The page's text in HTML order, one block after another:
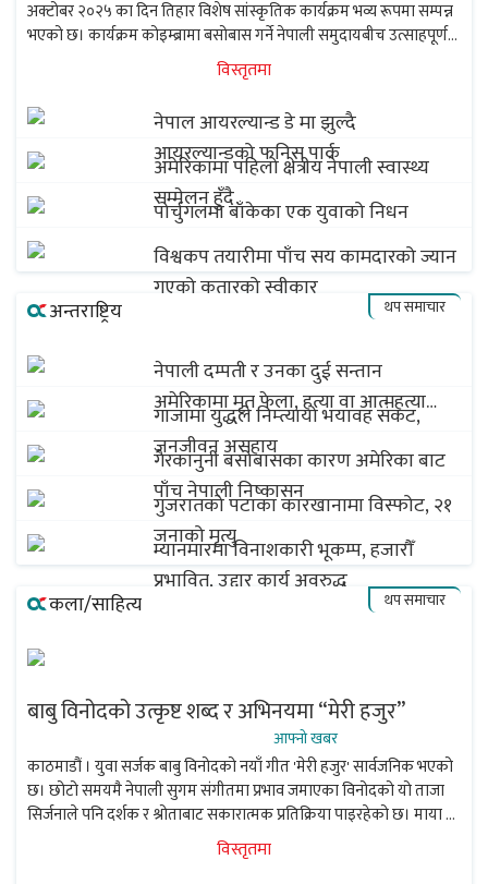
अक्टोबर २०२५ का दिन तिहार विशेष सांस्कृतिक कार्यक्रम भव्य रूपमा सम्पन्न
भएको छ। कार्यक्रम कोइम्ब्रामा बसोबास गर्ने नेपाली समुदायबीच उत्साहपूर्ण
वातावरणमा सम्पन्न भएको थियो। कार्यक्रमको अध्यक्षता म्याक्स श्रेष्ठले
विस्तृतमा
नेपाल आयरल्यान्ड डे मा झुल्दै
आयरल्यान्डको फनिस पार्क
अमेरिकामा पहिलो क्षेत्रीय नेपाली स्वास्थ्य
सम्मेलन हुँदै
पोर्चुगलमा बाँकेका एक युवाको निधन
विश्वकप तयारीमा पाँच सय कामदारको ज्यान
गएको कतारको स्वीकार
अन्तराष्ट्रिय थप समाचार
नेपाली दम्पती र उनका दुई सन्तान
अमेरिकामा मृत फेला, हत्या वा आत्महत्या
शंका
गाजामा युद्धले निम्त्यायो भयावह संकट,
जनजीवन असहाय
गैरकानुनी बसोबासका कारण अमेरिका बाट
पाँच नेपाली निष्कासन
गुजरातको पटाका कारखानामा विस्फोट, २१
जनाको मृत्यु
म्यानमारमा विनाशकारी भूकम्प, हजारौँ
प्रभावित, उद्दार कार्य अवरुद्ध
कला/साहित्य थप समाचार
बाबु विनोदको उत्कृष्ट शब्द र अभिनयमा “मेरी हजुर”
आफ्नो खबर
काठमाडौं । युवा सर्जक बाबु विनोदको नयाँ गीत 'मेरी हजुर' सार्वजनिक भएको
छ। छोटो समयमै नेपाली सुगम संगीतमा प्रभाव जमाएका विनोदको यो ताजा
सिर्जनाले पनि दर्शक र श्रोताबाट सकारात्मक प्रतिक्रिया पाइरहेको छ। माया र
प्रेमको भावनालाई समेटेर तयार पारिएको यस...
विस्तृतमा